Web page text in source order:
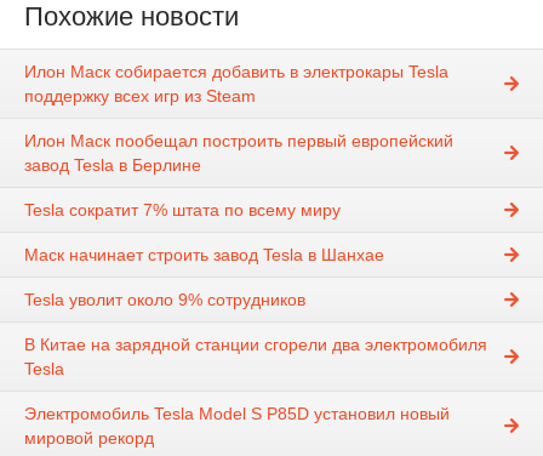
Похожие новости
Илон Маск собирается добавить в электрокары Tesla
поддержку всех игр из Steam
Илон Маск пообещал построить первый европейский
завод Tesla в Берлине
Tesla сократит 7% штата по всему миру
Маск начинает строить завод Tesla в Шанхае
Tesla уволит около 9% сотрудников
В Китае на зарядной станции сгорели два электромобиля
Tesla
Электромобиль Tesla Model S P85D установил новый
мировой рекорд